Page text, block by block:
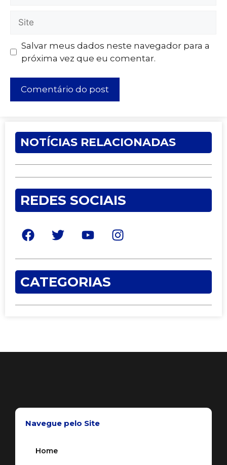
Salvar meus dados neste navegador para a
próxima vez que eu comentar.
NOTÍCIAS RELACIONADAS
REDES SOCIAIS
CATEGORIAS
Navegue pelo Site
Home